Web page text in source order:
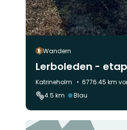
Wandern
Lerboleden -
Gemeinde:
Katrineholm
6776.45 km
4.5 km
Schwierigkeit:
Blau